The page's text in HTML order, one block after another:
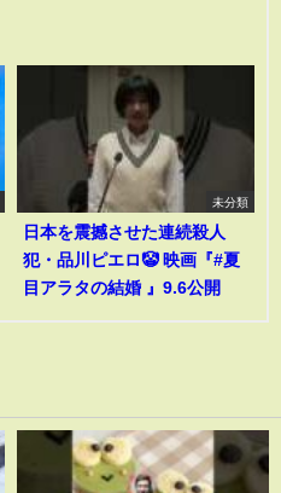
未分類
日本を震撼させた連続殺人
犯・品川ピエロ🤡 映画『#夏
目アラタの結婚 』9.6公開